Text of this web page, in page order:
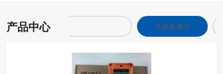
产品中心
粉尘检测仪 水质采样器